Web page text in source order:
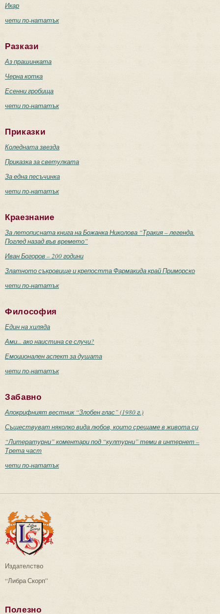
Икар
чети по-нататък
Разкази
Аз прашинката
Черна котка
Есенни гробища
чети по-нататък
Приказки
Коледната звезда
Приказка за светулката
За една песъчинка
чети по-нататък
Краезнание
За летописната книга на Божанка Николова “Тракия – легенда.
Поглед назад във времето”
Иван Богоров – 200 години
Златното съкровище и крепостта Фармакида край Приморско
чети по-нататък
Философия
Един на хиляда
Ами... ако наистина се случи?
Емоционален аспект за душата
чети по-нататък
Забавно
Апокрифният вестник “Злобен глас” (1980 г.)
Съществуват няколко вида любов, които срещаме в живота си
“Литературни” коментари под “културни” теми в интернет –
Трета част
чети по-нататък
Издателство
“Либра Скорп”
Полезно